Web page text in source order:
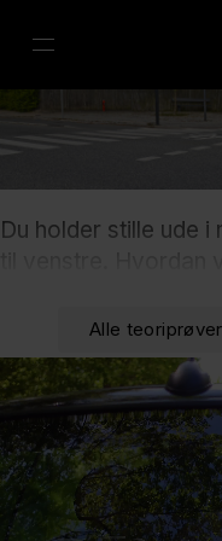
Du holder stille ude
Alle teoriprøver